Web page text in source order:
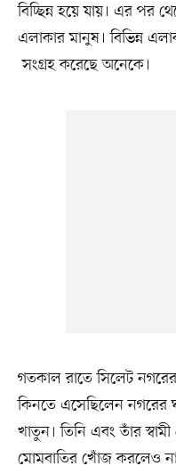
বিচ্ছিন্ন হয়ে যায়। এর পর
এলাকার মানুষ। বিভিন্ন
সংগ্রহ করেছে অনেকে।
গতকাল রাতে সিলেট
কিনতে এসেছিলেন নগরের
খাতুন। তিনি এবং তাঁর
মোমবাতির খোঁজ করলেও না